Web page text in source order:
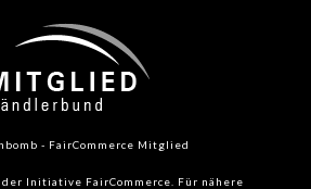
Initiative FairCommerce. Für nähere